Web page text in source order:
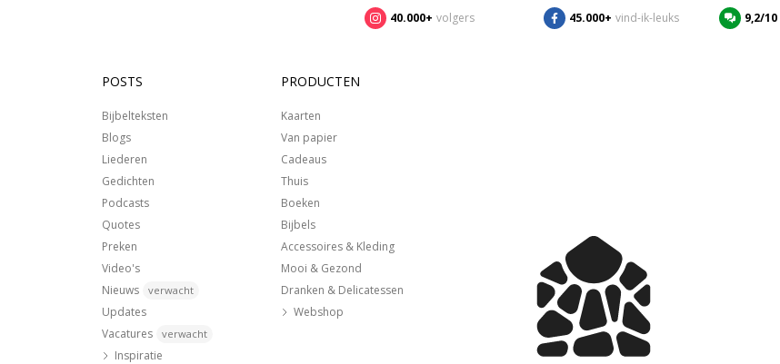
40.000+ volgers 45.000+ vind-ik-leuks 9,2/10
POSTS
Bijbelteksten
Blogs
Liederen
Gedichten
Podcasts
Quotes
Preken
Video's
Nieuws
verwacht
Updates
Vacatures
verwacht
Inspiratie
PRODUCTEN
Kaarten
Van papier
Cadeaus
Thuis
Boeken
Bijbels
Accessoires & Kleding
Mooi & Gezond
Dranken & Delicatessen
Webshop